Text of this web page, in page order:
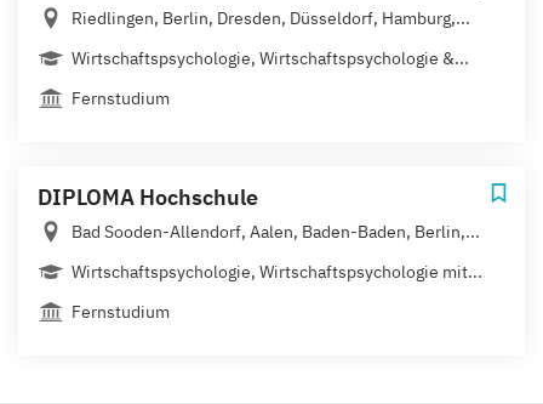
Riedlingen, Berlin, Dresden, Düsseldorf, Hamburg,...
Wirtschaftspsychologie, Wirtschaftspsychologie &...
Fernstudium
DIPLOMA Hochschule
Bad Sooden-Allendorf, Aalen, Baden-Baden, Berlin,...
Wirtschaftspsychologie, Wirtschaftspsychologie mit...
Fernstudium